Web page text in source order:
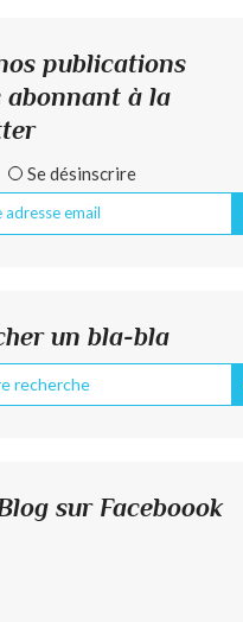
publications
abonnant à la
Se désinscrire
un bla-bla
sur Faceboook